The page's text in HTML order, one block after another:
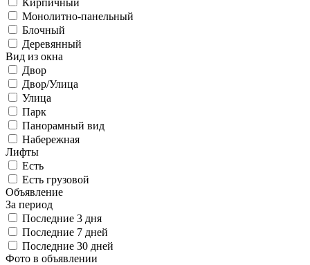
Монолитно-панельный
Блочный
Деревянный
Вид из окна
Двор
Двор/Улица
Улица
Парк
Панорамный вид
Набережная
Лифты
Есть
Есть грузовой
Объявление
За период
Последние 3 дня
Последние 7 дней
Последние 30 дней
Фото в объявлении